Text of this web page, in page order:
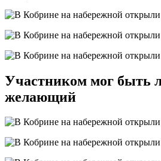
Участником мог быть
желающий